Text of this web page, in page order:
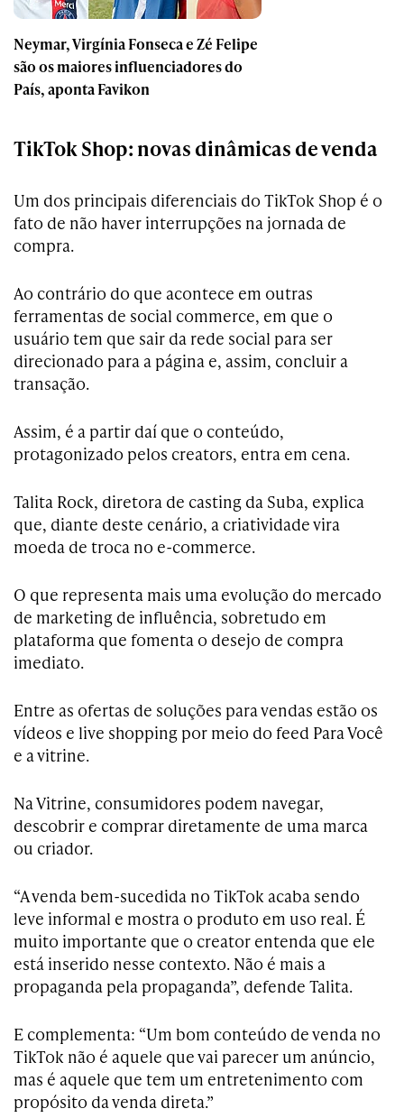
Neymar, Virgínia Fonseca e Zé Felipe
são os maiores influenciadores do
País, aponta Favikon
TikTok Shop: novas dinâmicas de venda
Um dos principais diferenciais do TikTok Shop é o
fato de não haver interrupções na jornada de
compra.
Ao contrário do que acontece em outras
ferramentas de social commerce, em que o
usuário tem que sair da rede social para ser
direcionado para a página e, assim, concluir a
transação.
Assim, é a partir daí que o conteúdo,
protagonizado pelos creators, entra em cena.
Talita Rock, diretora de casting da Suba, explica
que, diante deste cenário, a criatividade vira
moeda de troca no e-commerce.
O que representa mais uma evolução do mercado
de marketing de influência, sobretudo em
plataforma que fomenta o desejo de compra
imediato.
Entre as ofertas de soluções para vendas estão os
vídeos e live shopping por meio do feed Para Você
e a vitrine.
Na Vitrine, consumidores podem navegar,
descobrir e comprar diretamente de uma marca
ou criador.
“A venda bem-sucedida no TikTok acaba sendo
leve informal e mostra o produto em uso real. É
muito importante que o creator entenda que ele
está inserido nesse contexto. Não é mais a
propaganda pela propaganda”, defende Talita.
E complementa: “Um bom conteúdo de venda no
TikTok não é aquele que vai parecer um anúncio,
mas é aquele que tem um entretenimento com
propósito da venda direta.”